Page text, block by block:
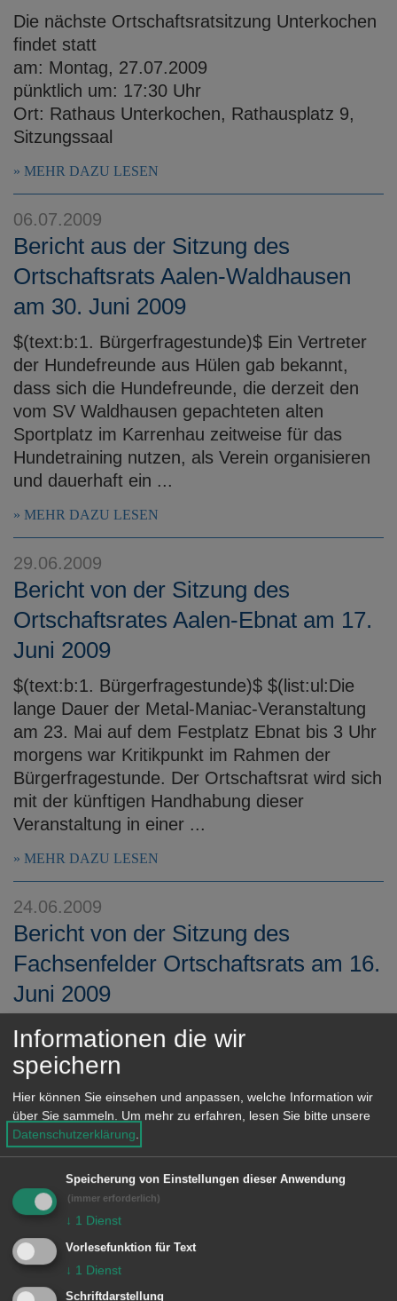
Die nächste Ortschaftsratsitzung Unterkochen
findet statt
am: Montag, 27.07.2009
pünktlich um: 17:30 Uhr
Ort: Rathaus Unterkochen, Rathausplatz 9,
Sitzungssaal
MEHR DAZU LESEN
06.07.2009
Bericht aus der Sitzung des
Ortschaftsrats Aalen-Waldhausen
am 30. Juni 2009
$(text:b:1. Bürgerfragestunde)$ Ein Vertreter
der Hundefreunde aus Hülen gab bekannt,
dass sich die Hundefreunde, die derzeit den
vom SV Waldhausen gepachteten alten
Sportplatz im Karrenhau zeitweise für das
Hundetraining nutzen, als Verein organisieren
und dauerhaft ein ...
MEHR DAZU LESEN
29.06.2009
Bericht von der Sitzung des
Ortschaftsrates Aalen-Ebnat am 17.
Juni 2009
$(text:b:1. Bürgerfragestunde)$ $(list:ul:Die
lange Dauer der Metal-Maniac-Veranstaltung
am 23. Mai auf dem Festplatz Ebnat bis 3 Uhr
morgens war Kritikpunkt im Rahmen der
Bürgerfragestunde. Der Ortschaftsrat wird sich
mit der künftigen Handhabung dieser
Veranstaltung in einer ...
MEHR DAZU LESEN
24.06.2009
Bericht von der Sitzung des
Fachsenfelder Ortschaftsrats am 16.
Juni 2009
Der Fachsenfelder Ortschaftsrat befasste sich
mit dem $(text:b:2. Auslegungsbeschluss der
Änderung des Bebauungsplans
„Schlossäcker/Buchäcker“ nördlich des
Rathauses und mit der Satzung über die
örtlichen Bauvorschriften für dieses
Stadtplanungsamts ...
MEHR DAZU LESEN
19.06.2009
Informationen die wir
speichern
Hier können Sie einsehen und anpassen, welche Information wir
über Sie sammeln.
Um mehr zu erfahren, lesen Sie bitte unsere
Datenschutzerklärung
Speicherung von Einstellungen dieser Anwendung
(immer erforderlich)
↓ 1 Dienst
Vorlesefunktion für Text
↓ 1 Dienst
Schriftdarstellung